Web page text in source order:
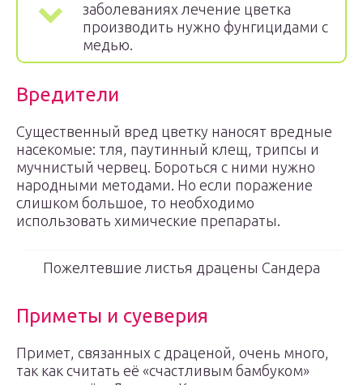
заболеваниях лечение цветка
производить нужно фунгицидами с
медью.
Вредители
Существенный вред цветку наносят вредные
насекомые: тля, паутинный клещ, трипсы и
мучнистый червец. Бороться с ними нужно
народными методами. Но если поражение
слишком большое, то необходимо
использовать химические препараты.
Пожелтевшие листья драцены Сандера
Приметы и суеверия
Примет, связанных с драценой, очень много,
так как считать её «счастливым бамбуком»